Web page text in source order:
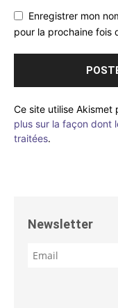
Enregistrer mon
pour la prochaine fois
Ce site utilise Akismet
plus sur la façon dont
traitées.
Newsletter